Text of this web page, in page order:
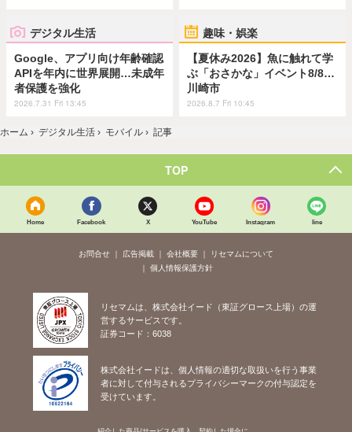
デジタル生活
Google、アプリ向け年齢確認
APIを年内に世界展開…未成年
者保護を強化
2026.7.31 Fri 13:45
趣味・娯楽
【夏休み2026】魚に触れて学
ぶ「おさかな」イベント8/8…
川崎市
2026.8.7 Fri 10:45
ホーム › デジタル生活 › モバイル › 記事
TOP
Home Facebook X YouTube Instagram line
お問合せ 広告掲載 会社概要
リセマムについて
個人情報保護方針
リセマムは、株式会社イード（東証グロース上場）の運
営するサービスです。
証券コード：6038
株式会社イードは、個人情報の適切な取扱いを行う事業
者に対して付与されるプライバシーマークの付与認定を
受けています。